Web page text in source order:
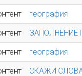
география
ЗАПОЛНЕНИЕ
география
СКАЖИ